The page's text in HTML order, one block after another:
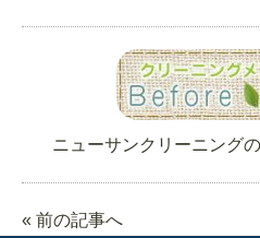
ニューサンクリーニング
« 前の記事へ